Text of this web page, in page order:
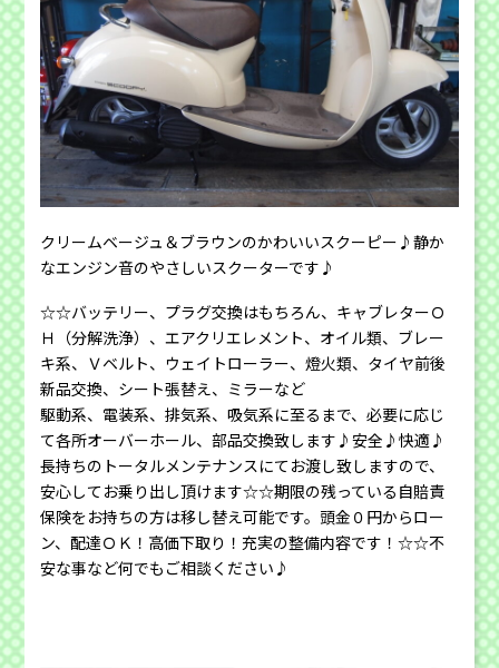
クリームベージュ＆ブラウンのかわいいスクーピー♪静か
なエンジン音のやさしいスクーターです♪
☆☆バッテリー、プラグ交換はもちろん、キャブレターＯ
Ｈ（分解洗浄）、エアクリエレメント、オイル類、ブレー
キ系、Ｖベルト、ウェイトローラー、燈火類、タイヤ前後
新品交換、シート張替え、ミラーなど
駆動系、電装系、排気系、吸気系に至るまで、必要に応じ
て各所オーバーホール、部品交換致します♪安全♪快適♪
長持ちのトータルメンテナンスにてお渡し致しますので、
安心してお乗り出し頂けます☆☆期限の残っている自賠責
保険をお持ちの方は移し替え可能です。頭金０円からロー
ン、配達ＯＫ！高価下取り！充実の整備内容です！☆☆不
安な事など何でもご相談ください♪